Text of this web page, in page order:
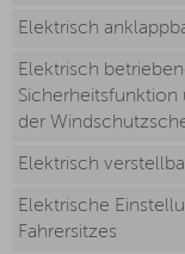
Elektrisch
Elektrisch
der
Elektrisch
Elektrische
Fahrersitzes